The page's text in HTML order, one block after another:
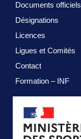
Documents officiels
Désignations
Licences
Ligues et Comités
Contact
Formation – INF